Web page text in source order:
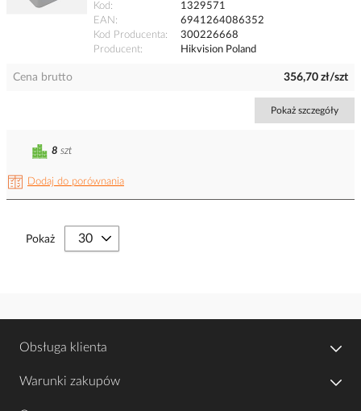
Kod
1329571
EAN
6941264086352
Kod Producenta
300226668
Producent
Hikvision Poland
Cena brutto 356,70 zł/szt
Pokaż szczegóły
Dodaj do porównania
8 szt
Pokaż
Obsługa klienta
Warunki zakupów